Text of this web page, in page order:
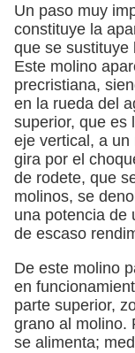
Un paso muy
constituye la
que se sustituye
Este molino
precristiana,
en la rueda del
superior, que es
eje vertical, a un
gira por el
de rodete, que
molinos, se
una potencia de
de escaso
De este molino
en
parte superior,
grano al molino.
se alimenta;